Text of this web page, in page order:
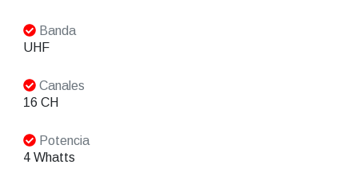
Banda
UHF
Canales
16 CH
Potencia
4 Whatts